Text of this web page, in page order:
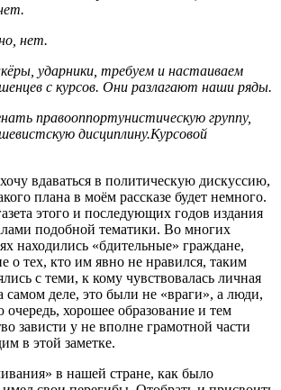
нет.
ударники, требуем и настаиваем
с курсов. Они разлагают наши ряды.
правооппортунистическую группу,
дисциплину.Курсовой
вдаваться в политическую дискуссию,
плана в моём рассказе будет немного.
этого и последующих годов издания
подобной тематики. Во многих
находились «бдительные» граждане,
о тех, кто им явно не нравился, таким
с теми, к кому чувствовалась личная
самом деле, это были не «враги», а люди,
хорошее образование и тем
зависти у не вполне грамотной части
в этой заметке.
в нашей стране, как было